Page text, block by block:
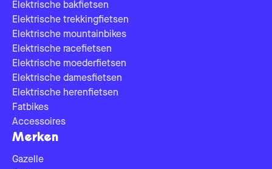
Elektrische bakfietsen
Elektrische trekkingfietsen
Elektrische mountainbikes
Elektrische racefietsen
Elektrische moederfietsen
Elektrische damesfietsen
Elektrische herenfietsen
Fatbikes
Accessoires
Merken
Gazelle